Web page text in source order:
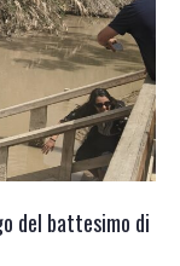
del battesimo di